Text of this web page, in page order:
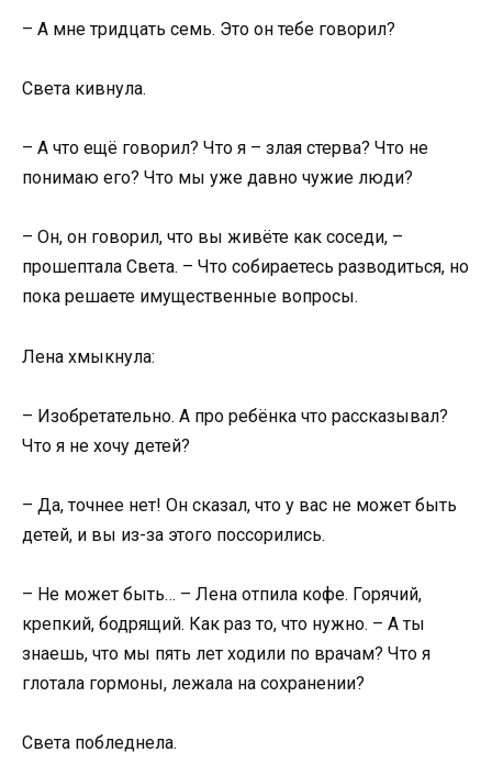
– А мне тридцать семь. Это он тебе говорил?
Света кивнула.
– А что ещё говорил? Что я – злая стерва? Что не
понимаю его? Что мы уже давно чужие люди?
– Он, он говорил, что вы живёте как соседи, –
прошептала Света. – Что собираетесь разводиться, но
пока решаете имущественные вопросы.
Лена хмыкнула:
– Изобретательно. А про ребёнка что рассказывал?
Что я не хочу детей?
– Да, точнее нет! Он сказал, что у вас не может быть
детей, и вы из-за этого поссорились.
– Не может быть… – Лена отпила кофе. Горячий,
крепкий, бодрящий. Как раз то, что нужно. – А ты
знаешь, что мы пять лет ходили по врачам? Что я
глотала гормоны, лежала на сохранении?
Света побледнела.